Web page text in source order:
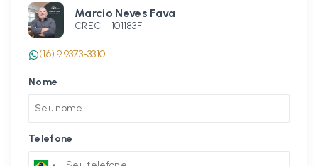
Marcio Neves Fava
CRECI - 101183F
(16) 9 9373-3310
Nome
Telefone